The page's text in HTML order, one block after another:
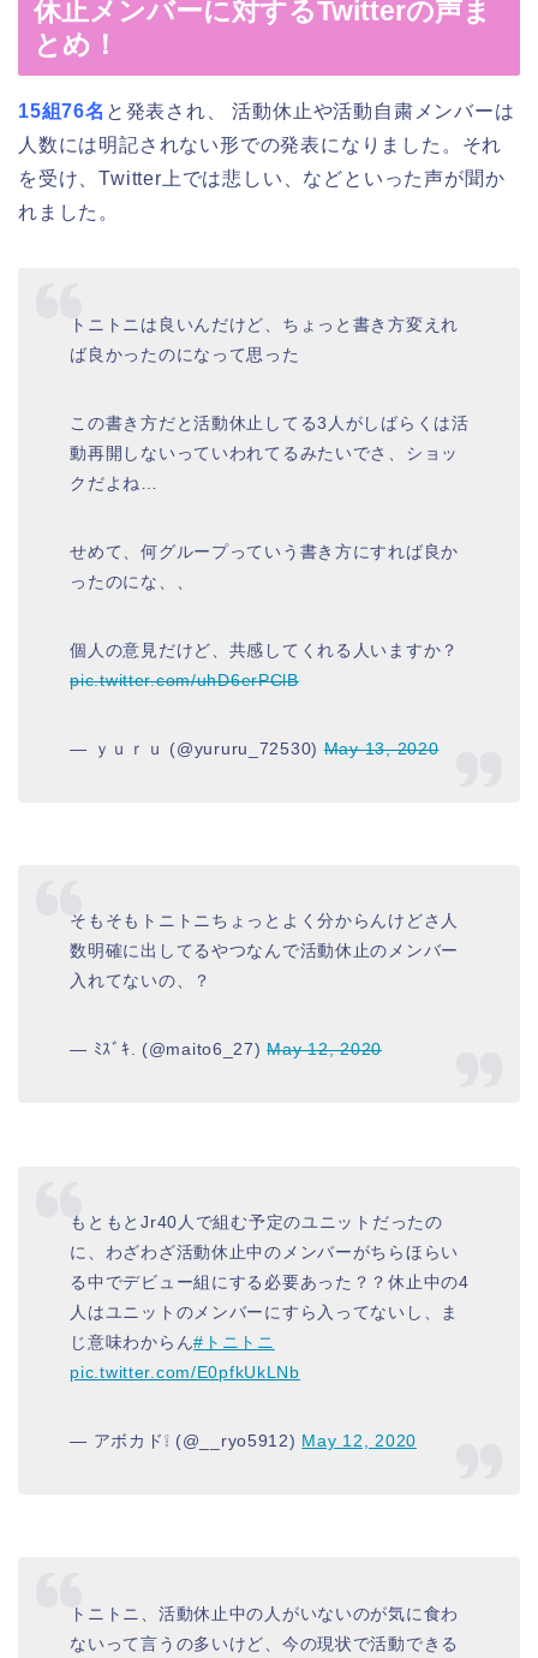
休止メンバーに対するTwitterの声ま
とめ！
15組76名 と発表され、 活動休止や活動自粛メンバーは
人数には明記されない形での発表になりました。それ
を受け、Twitter上では悲しい、などといった声が聞か
れました。
トニトニは良いんだけど、ちょっと書き方変えれ
ば良かったのになって思った
この書き方だと活動休止してる3人がしばらくは活
動再開しないっていわれてるみたいでさ、ショッ
クだよね…
せめて、何グループっていう書き方にすれば良か
ったのにな、、
個人の意見だけど、共感してくれる人いますか？
pic.twitter.com/uhD6erPClB
— ｙｕｒｕ (@yururu_72530)May 13, 2020
そもそもトニトニちょっとよく分からんけどさ人
数明確に出してるやつなんで活動休止のメンバー
入れてないの、？
— ﾐｽﾞｷ. (@maito6_27)May 12, 2020
もともとJr40人で組む予定のユニットだったの
に、わざわざ活動休止中のメンバーがちらほらい
る中でデビュー組にする必要あった？？休止中の4
人はユニットのメンバーにすら入ってないし、ま
じ意味わからん#トニトニ
pic.twitter.com/E0pfkUkLNb
— アボカド❕ (@__ryo5912) May 12, 2020
トニトニ、活動休止中の人がいないのが気に食わ
ないって言うの多いけど、今の現状で活動できる